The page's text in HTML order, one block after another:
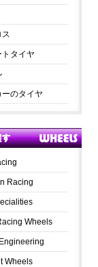
ス
トタイヤ
のタイヤ
Racing
Wheels
Wheels